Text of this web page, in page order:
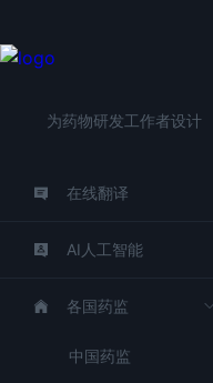
为药物研发工作者设计
在线翻译
AI人工智能
各国药监
中国药监